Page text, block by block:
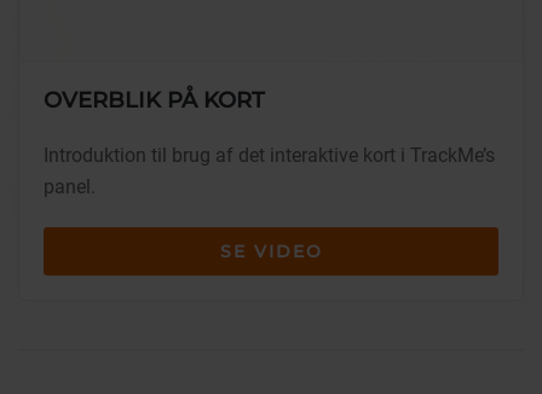
OVERBLIK PÅ KORT
Introduktion til brug af det interaktive kort i TrackMe’s
panel.
SE VIDEO